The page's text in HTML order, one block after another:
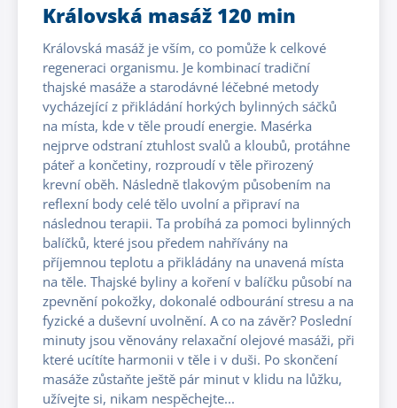
Královská masáž 120 min
Královská masáž je vším, co pomůže k celkové
regeneraci organismu. Je kombinací tradiční
thajské masáže a starodávné léčebné metody
vycházející z přikládání horkých bylinných sáčků
na místa, kde v těle proudí energie. Masérka
nejprve odstraní ztuhlost svalů a kloubů, protáhne
páteř a končetiny, rozproudí v těle přirozený
krevní oběh. Následně tlakovým působením na
reflexní body celé tělo uvolní a připraví na
následnou terapii. Ta probíhá za pomoci bylinných
balíčků, které jsou předem nahřívány na
příjemnou teplotu a přikládány na unavená místa
na těle. Thajské byliny a koření v balíčku působí na
zpevnění pokožky, dokonalé odbourání stresu a na
fyzické a duševní uvolnění. A co na závěr? Poslední
minuty jsou věnovány relaxační olejové masáži, při
které ucítíte harmonii v těle i v duši. Po skončení
masáže zůstaňte ještě pár minut v klidu na lůžku,
užívejte si, nikam nespěchejte...